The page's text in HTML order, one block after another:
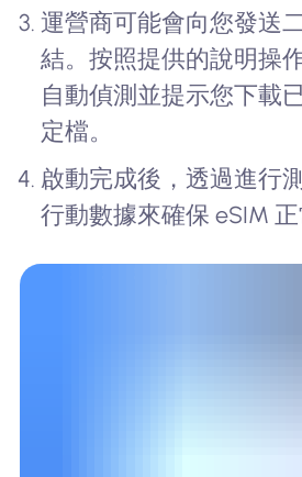
運營商可能會向您發送
結。按照提供的說明操
自動偵測並提示您下載
定檔。
啟動完成後，透過進行
行動數據來確保 eSIM 正